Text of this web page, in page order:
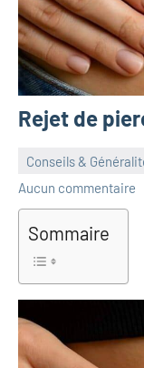
Rejet de
Conseils &
Aucun commentaire
Sommaire